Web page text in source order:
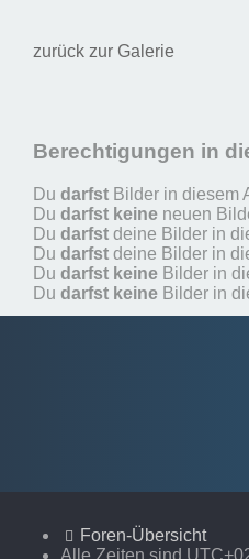
zurück zur Galerie
Berechtigungen in
Du darfst Bilder in diesem
Du darfst keine neuen
Du darfst deine Bilder in
Du darfst deine Bilder in
Du darfst keine Bilder in
Du darfst keine Bilder in
Foren-Übersicht
Alle Zeiten sind